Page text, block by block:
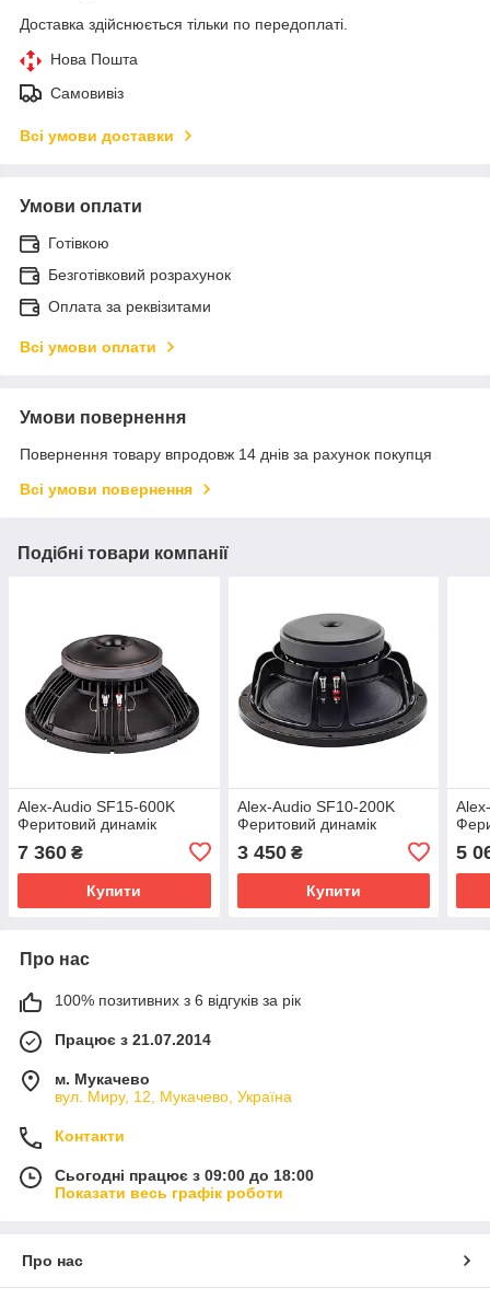
Доставка здійснюється тільки по передоплаті.
Нова Пошта
Самовивіз
Всі умови доставки
Умови оплати
Готівкою
Безготівковий розрахунок
Оплата за реквізитами
Всі умови оплати
Умови повернення
Повернення товару впродовж 14 днів за рахунок покупця
Всі умови повернення
Подібні товари компанії
Alex-Audio SF15-600K
Феритовий динамік
7 360 ₴
Купити
Alex-Audio SF10-200K
Феритовий динамік
3 450₴
Купити
5
Про нас
100% позитивних з 6 відгуків за рік
Працює з 21.07.2014
м. Мукачево
вул. Миру, 12, Мукачево, Україна
Контакти
Сьогодні працює з 09:00 до 18:00
Показати весь графік роботи
Про нас